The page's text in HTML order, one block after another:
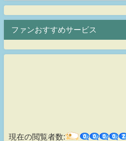
ファンおすすめサービス
現在の閲覧者数: